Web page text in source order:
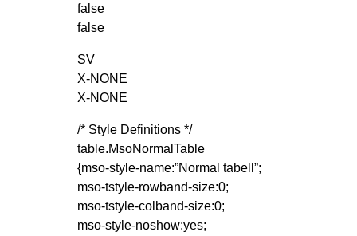
false
false
SV
X-NONE
X-NONE
/* Style Definitions */
table.MsoNormalTable
{mso-style-name:”Normal tabell”;
mso-tstyle-rowband-size:0;
mso-tstyle-colband-size:0;
mso-style-noshow:yes;